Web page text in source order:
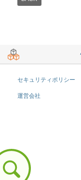
セキュリティポリシー
運営会社